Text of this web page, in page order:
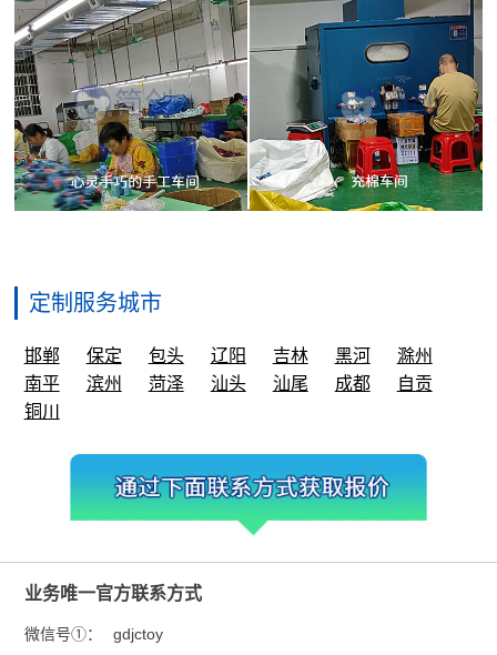
定制服务城市
邯郸 保定 包头 辽阳 吉林 黑河
滁州
南平
滨州 菏泽 汕头 汕尾 成都
自贡
铜川
业务唯一官方联系方式
微信号①：
gdjctoy